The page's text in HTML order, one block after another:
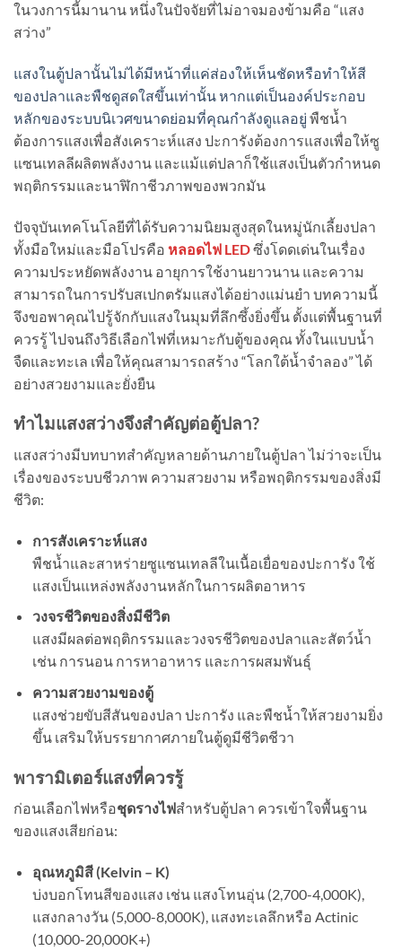
ในวงการนี้มานาน หนึ่งในปัจจัยที่ไม่อาจมองข้ามคือ “แสง
สว่าง”
แสงในตู้ปลานั้นไม่ได้มีหน้าที่แค่ส่องให้เห็นชัดหรือทำให้สี
ของปลาและพืชดูสดใสขึ้นเท่านั้น หากแต่เป็นองค์ประกอบ
หลักของระบบนิเวศขนาดย่อมที่คุณกำลังดูแลอยู่ พืชน้ำ
ต้องการแสงเพื่อสังเคราะห์แสง ปะการังต้องการแสงเพื่อให้ซู
แซนเทลลีผลิตพลังงาน และแม้แต่ปลาก็ใช้แสงเป็นตัวกำหนด
พฤติกรรมและนาฬิกาชีวภาพของพวกมัน
ปัจจุบันเทคโนโลยีที่ได้รับความนิยมสูงสุดในหมู่นักเลี้ยงปลา
ทั้งมือใหม่และมือโปรคือ หลอดไฟ LEDซึ่งโดดเด่นในเรื่อง
ความประหยัดพลังงาน อายุการใช้งานยาวนาน และความ
สามารถในการปรับสเปกตรัมแสงได้อย่างแม่นยำ บทความนี้
จึงขอพาคุณไปรู้จักกับแสงในมุมที่ลึกซึ้งยิ่งขึ้น ตั้งแต่พื้นฐานที่
ควรรู้ ไปจนถึงวิธีเลือกไฟที่เหมาะกับตู้ของคุณ ทั้งในแบบน้ำ
จืดและทะเล เพื่อให้คุณสามารถสร้าง “โลกใต้น้ำจำลอง” ได้
อย่างสวยงามและยั่งยืน
ทำไมแสงสว่างจึงสำคัญต่อตู้ปลา?
แสงสว่างมีบทบาทสำคัญหลายด้านภายในตู้ปลา ไม่ว่าจะเป็น
เรื่องของระบบชีวภาพ ความสวยงาม หรือพฤติกรรมของสิ่งมี
ชีวิต:
การสังเคราะห์แสง
พืชน้ำและสาหร่ายซูแซนเทลลีในเนื้อเยื่อของปะการัง ใช้
แสงเป็นแหล่งพลังงานหลักในการผลิตอาหาร
วงจรชีวิตของสิ่งมีชีวิต
แสงมีผลต่อพฤติกรรมและวงจรชีวิตของปลาและสัตว์น้ำ
เช่น การนอน การหาอาหาร และการผสมพันธุ์
ความสวยงามของตู้
แสงช่วยขับสีสันของปลา ปะการัง และพืชน้ำให้สวยงามยิ่ง
ขึ้น เสริมให้บรรยากาศภายในตู้ดูมีชีวิตชีวา
พารามิเตอร์แสงที่ควรรู้
ก่อนเลือกไฟหรือชุดรางไฟสำหรับตู้ปลา ควรเข้าใจพื้นฐาน
ของแสงเสียก่อน:
อุณหภูมิสี (Kelvin – K)
บ่งบอกโทนสีของแสง เช่น แสงโทนอุ่น (2,700-4,000K),
แสงกลางวัน (5,000-8,000K), แสงทะเลลึกหรือ Actinic
(10,000-20,000K+)